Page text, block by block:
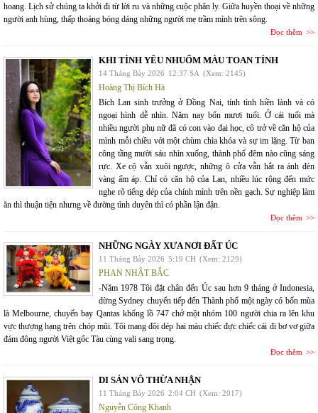
hoang. Lịch sử chúng ta khởi đi từ lời ru và những cuộc phân ly. Giữa huyền thoại về những
người anh hùng, thấp thoáng bóng dáng những người mẹ trầm mình trên sông.
Đọc thêm
KHI TÌNH YÊU NHUỐM MÀU TOAN TÍNH
14 Tháng Bảy 2026 12:37 SA (Xem: 2145)
Hoàng Thị Bích Hà
Bích Lan sinh trưởng ở Đồng Nai, tính tình hiền lành và có
ngoại hình dễ nhìn. Năm nay bốn mươi tuổi. Ở cái tuổi mà
nhiều người phụ nữ đã có con vào đại học, cô trở về căn hộ của
mình mỗi chiều với một chùm chìa khóa và sự im lặng. Từ ban
công tầng mười sáu nhìn xuống, thành phố đêm nào cũng sáng
rực. Xe cộ vẫn xuôi ngược, những ô cửa vẫn hắt ra ánh đèn
vàng ấm áp. Chỉ có căn hộ của Lan, nhiều lúc rộng đến mức
nghe rõ tiếng dép của chính mình trên nền gạch. Sự nghiệp làm
ăn thì thuận tiện nhưng về đường tình duyên thì có phần lận đận.
Đọc thêm
NHỮNG NGÀY XƯA NƠI ĐẤT ÚC
11 Tháng Bảy 2026 5:19 CH (Xem: 2129)
PHAN NHẬT BẮC
-Năm 1978 Tôi đặt chân đến Úc sau hơn 9 tháng ở Indonesia,
dừng Sydney chuyển tiếp đến Thành phố một ngày có bốn mùa
là Melbourne, chuyến bay Qantas khổng lồ 747 chở một nhóm 100 người chia ra lên khu
vực thượng hạng trên chóp mũi. Tôi mang đôi dép hai màu chiếc đực chiếc cái đi bơ vơ giữa
đám đông người Việt gốc Tàu cùng vali sang trọng.
Đọc thêm
DI SẢN VÔ THỪA NHẬN
11 Tháng Bảy 2026 2:04 CH (Xem: 2017)
Nguyễn Công Khanh